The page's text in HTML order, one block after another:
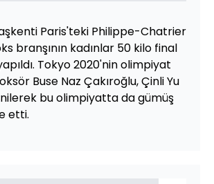
Paris'teki Philippe-Chatrier
branşının kadınlar 50 kilo final
Tokyo 2020'nin olimpiyat
Buse Naz Çakıroğlu, Çinli Yu
bu olimpiyatta da gümüş
etti.